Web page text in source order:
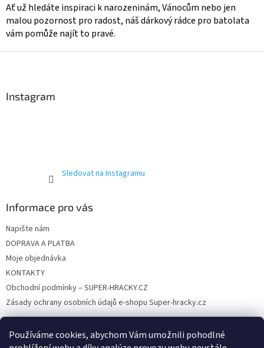
Používáme cookies, abychom Vám umožnili pohodlné
k
y
p
Ať už hledáte inspiraci k narozeninám, Vánocům nebo jen
malou pozornost pro radost, náš dárkový rádce pro batolata
vám pomůže najít to pravé.
Instagram
Sledovat na Instagramu
Informace pro vás
Napište nám
DOPRAVA A PLATBA
Moje objednávka
KONTAKTY
Obchodní podmínky – SUPER-HRACKY.CZ
Zásady ochrany osobních údajů e-shopu Super-hracky.cz